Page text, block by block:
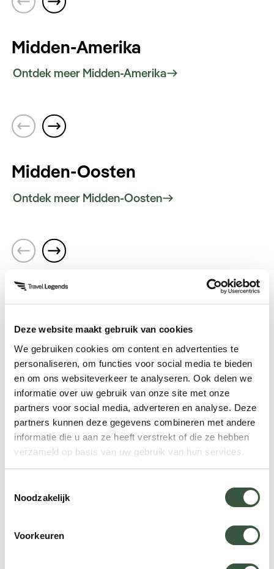
Deze website maakt gebruik van cookies
We gebruiken cookies om content en advertenties te
personaliseren, om functies voor social media te bieden
en om ons websiteverkeer te analyseren. Ook delen we
informatie over uw gebruik van onze site met onze
partners voor social media, adverteren en analyse. Deze
partners kunnen deze gegevens combineren met andere
informatie die u aan ze heeft verstrekt of die ze hebben
verzameld op basis van uw gebruik van hun services.
Noodzakelijk
Voorkeuren
straten, uitgestrekte bossen, kristalheldere
Midden-Amerika
Ontdek meer Midden-Amerika
Costa Rica
regenwouden. Verken de kleurrijke markten,
culinaire ontdekkingen en eeuwenoude
Midden-Oosten
Ontdek meer Midden-Oosten
Oman
woestijnen en de kristalheldere wateren van
de Golf van Oman.
Noord-Amerika
Ontdek meer Noord-Amerika
Verenigde Staten
De Verenigde Staten herbergt diverse
culturen, culinaire hoogstandjes en
historische bezienswaardigheden.
Zuid-Amerika
Ontdek meer Zuid-Amerika
Argentinië
Argentinië biedt een unieke mix van culturele
en natuurlijke hoogtepunten. Van de sensuele
tango in Buenos Aires tot de majestueuze
Noord- en Zuidpool